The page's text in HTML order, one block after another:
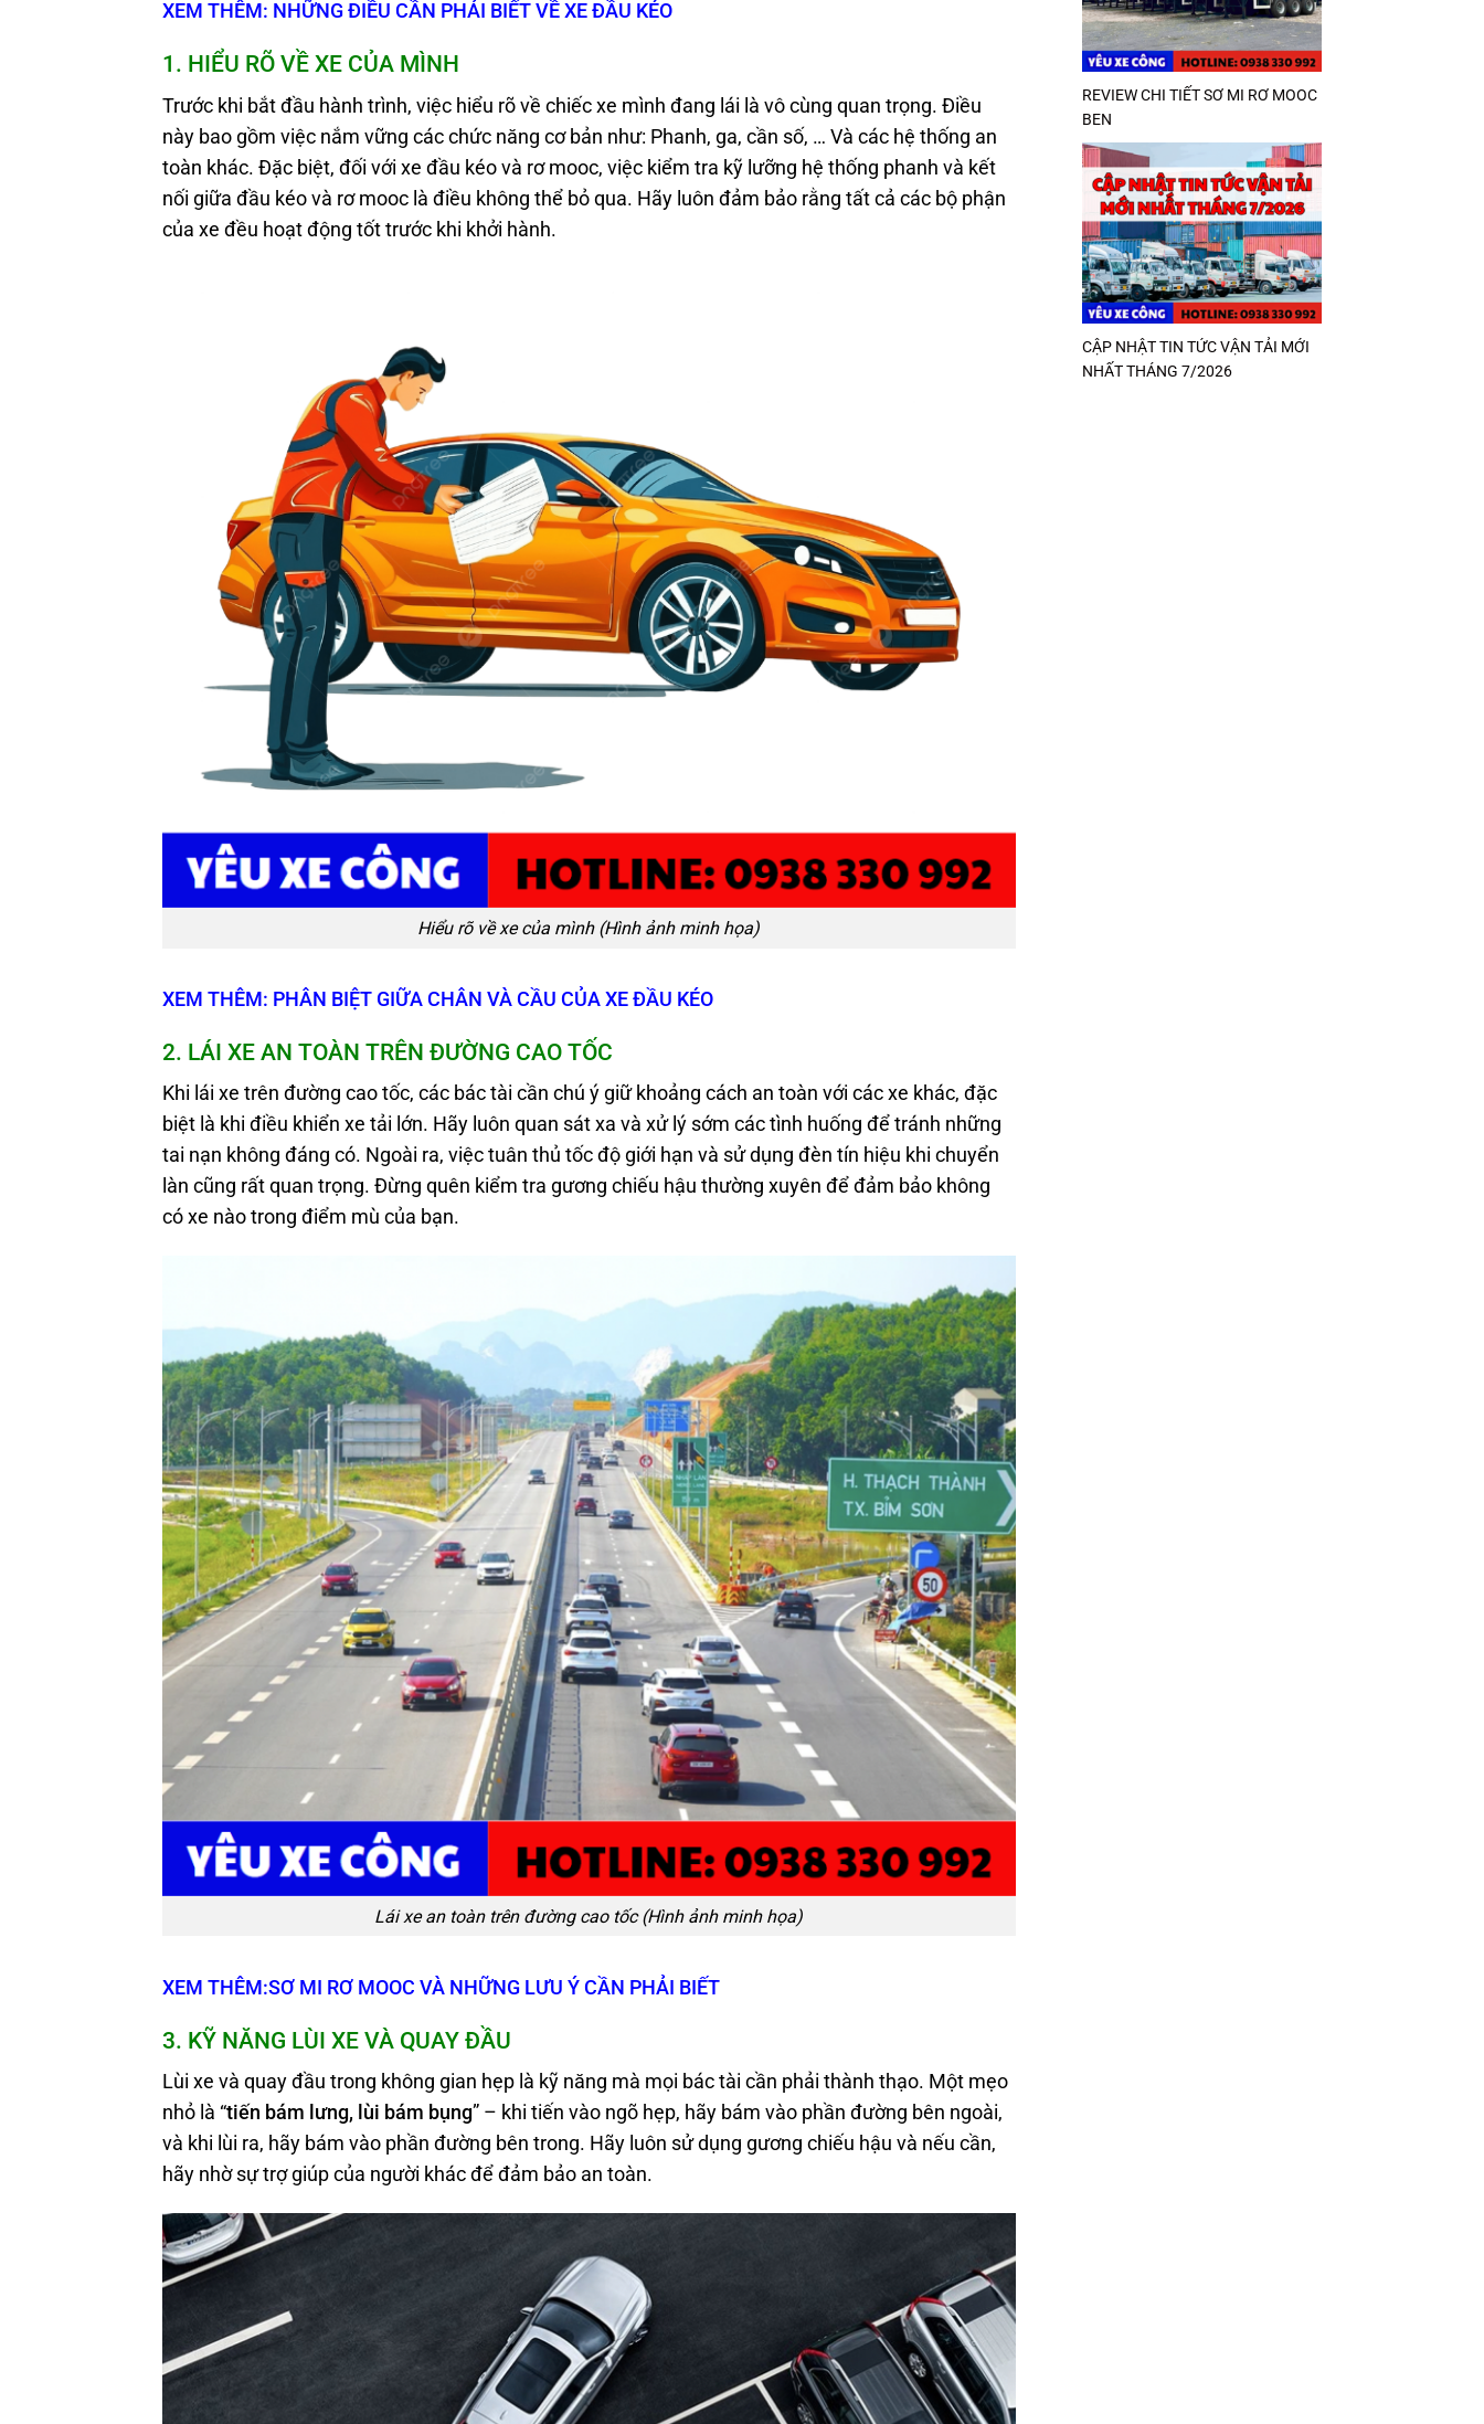
XEM THÊM: NHỮNG ĐIỀU CẦN PHẢI BIẾT VỀ XE ĐẦU KÉO
1. HIỂU RÕ VỀ XE CỦA MÌNH
Trước khi bắt đầu hành trình, việc hiểu rõ về chiếc xe mình đang lái là vô cùng quan trọng. Điều
này bao gồm việc nắm vững các chức năng cơ bản như: Phanh, ga, cần số, … Và các hệ thống an
toàn khác. Đặc biệt, đối với xe đầu kéo và rơ mooc, việc kiểm tra kỹ lưỡng hệ thống phanh và kết
nối giữa đầu kéo và rơ mooc là điều không thể bỏ qua. Hãy luôn đảm bảo rằng tất cả các bộ phận
của xe đều hoạt động tốt trước khi khởi hành.
Hiểu rõ về xe của mình (Hình ảnh minh họa)
XEM THÊM: PHÂN BIỆT GIỮA CHÂN VÀ CẦU CỦA XE ĐẦU KÉO
2. LÁI XE AN TOÀN TRÊN ĐƯỜNG CAO TỐC
Khi lái xe trên đường cao tốc, các bác tài cần chú ý giữ khoảng cách an toàn với các xe khác, đặc
biệt là khi điều khiển xe tải lớn. Hãy luôn quan sát xa và xử lý sớm các tình huống để tránh những
tai nạn không đáng có. Ngoài ra, việc tuân thủ tốc độ giới hạn và sử dụng đèn tín hiệu khi chuyển
làn cũng rất quan trọng. Đừng quên kiểm tra gương chiếu hậu thường xuyên để đảm bảo không
có xe nào trong điểm mù của bạn.
Lái xe an toàn trên đường cao tốc (Hình ảnh minh họa)
XEM THÊM:SƠ MI RƠ MOOC VÀ NHỮNG LƯU Ý CẦN PHẢI BIẾT
3. KỸ NĂNG LÙI XE VÀ QUAY ĐẦU
Lùi xe và quay đầu trong không gian hẹp là kỹ năng mà mọi bác tài cần phải thành thạo. Một mẹo
nhỏ là “tiến bám lưng, lùi bám bụng” – khi tiến vào ngõ hẹp, hãy bám vào phần đường bên ngoài,
và khi lùi ra, hãy bám vào phần đường bên trong. Hãy luôn sử dụng gương chiếu hậu và nếu cần,
hãy nhờ sự trợ giúp của người khác để đảm bảo an toàn.
REVIEW CHI TIẾT SƠ MI RƠ MOOC
BEN
CẬP NHẬT TIN TỨC VẬN TẢI MỚI
NHẤT THÁNG 7/2026